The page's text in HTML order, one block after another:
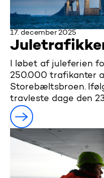
17. december 2025
I løbet af juleferien
250.000 trafikanter
Storebæltsbroen.
travleste dage den